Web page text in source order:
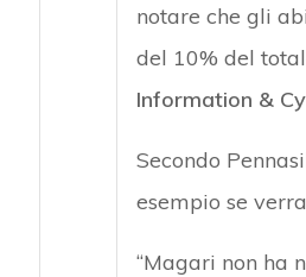
notare che gli
del 10% del
Information &
Secondo
esempio se
“Magari non ha